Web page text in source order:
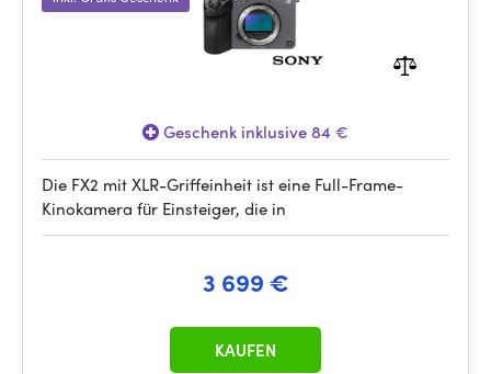
Geschenk inklusive 84 €
Die FX2 mit XLR-Griffeinheit ist eine Full-Frame-
Kinokamera für Einsteiger, die in
3 699 €
KAUFEN